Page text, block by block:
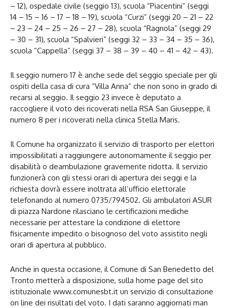
– 12), ospedale civile (seggio 13), scuola “Piacentini” (seggi
14 – 15 – 16 – 17 – 18 – 19), scuola “Curzi” (seggi 20 – 21 – 22
– 23 – 24 – 25 – 26 – 27 – 28), scuola “Ragnola” (seggi 29
– 30 – 31), scuola “Spalvieri” (seggi 32 – 33 – 34 – 35 – 36),
scuola “Cappella” (seggi 37 – 38 – 39 – 40 – 41 – 42 – 43).
Il seggio numero 17 è anche sede del seggio speciale per gli
ospiti della casa di cura “Villa Anna” che non sono in grado di
recarsi al seggio. Il seggio 23 invece è deputato a
raccogliere il voto dei ricoverati nella RSA San Giuseppe, il
numero 8 per i ricoverati nella clinica Stella Maris.
Il Comune ha organizzato il servizio di trasporto per elettori
impossibilitati a raggiungere autonomamente il seggio per
disabilità o deambulazione gravemente ridotta. Il servizio
funzionerà con gli stessi orari di apertura dei seggi e la
richiesta dovrà essere inoltrata all’ufficio elettorale
telefonando al numero 0735/794502. Gli ambulatori ASUR
di piazza Nardone rilasciano le certificazioni mediche
necessarie per attestare la condizione di elettore
fisicamente impedito o bisognoso del voto assistito negli
orari di apertura al pubblico.
Anche in questa occasione, il Comune di San Benedetto del
Tronto metterà a disposizione, sulla home page del sito
istituzionale www.comunesbt.it un servizio di consultazione
on line dei risultati del voto. I dati saranno aggiornati man